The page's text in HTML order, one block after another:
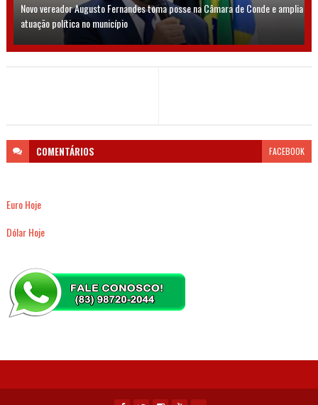
Novo vereador Augusto Fernandes toma posse na Câmara de Conde e amplia
atuação política no município
COMENTÁRIOS FACEBOOK
Euro Hoje
Dólar Hoje